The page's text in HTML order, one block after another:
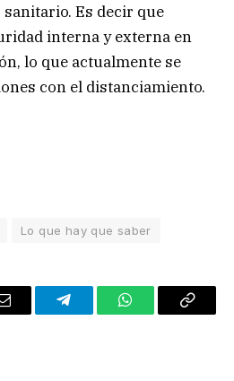
Es decir que
interna y externa en
lo que actualmente se
con el distanciamiento.
Lo que hay que saber
Email TelegramWhatsAppCopy